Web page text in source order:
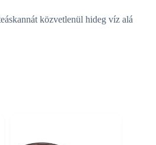
közvetlenül hideg víz alá